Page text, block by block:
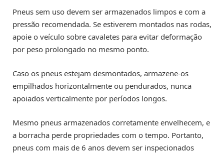
Pneus sem uso devem ser armazenados limpos e com a
pressão recomendada. Se estiverem montados nas rodas,
apoie o veículo sobre cavaletes para evitar deformação
por peso prolongado no mesmo ponto.
Caso os pneus estejam desmontados, armazene-os
empilhados horizontalmente ou pendurados, nunca
apoiados verticalmente por períodos longos.
Mesmo pneus armazenados corretamente envelhecem, e
a borracha perde propriedades com o tempo. Portanto,
pneus com mais de 6 anos devem ser inspecionados